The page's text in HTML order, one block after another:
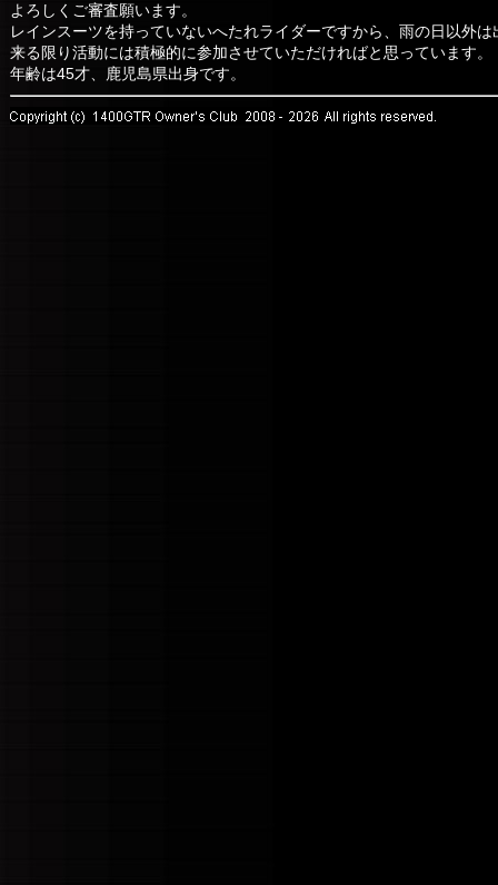
よろしくご審査願います。
レインスーツを持っていないへたれライダーですから、雨の日以外は
来る限り活動には積極的に参加させていただければと思っています。
年齢は45才、鹿児島県出身です。